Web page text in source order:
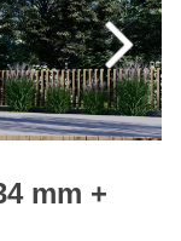
mm +